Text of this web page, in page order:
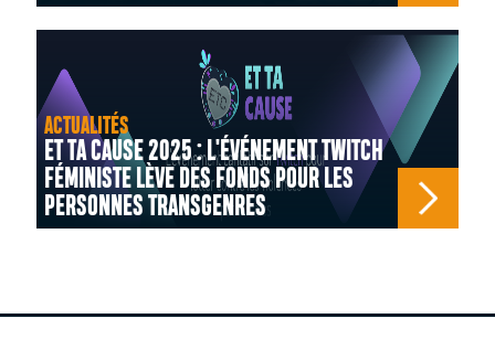
ACTUALITÉS
ET TA CAUSE 2025 : L'ÉVÉNEMENT TWITCH
FÉMINISTE LÈVE DES FONDS POUR LES
PERSONNES TRANSGENRES